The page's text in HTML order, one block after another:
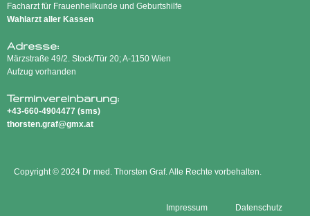
Facharzt für Frauenheilkunde und Geburtshilfe
Wahlarzt aller Kassen
Adresse:
Märzstraße 49/2. Stock/Tür 20; A-1150 Wien
Aufzug vorhanden
Terminvereinbarung:
+43-660-4904477 (sms)
thorsten.graf@gmx.at
Copyright © 2024 Dr med. Thorsten Graf. Alle Rechte vorbehalten.
Impressum Datenschutz